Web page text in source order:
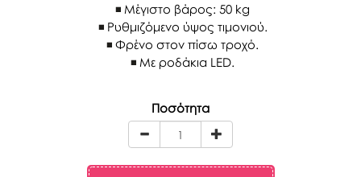
Μέγιστο βάρος: 50 kg
Ρυθμιζόμενο ύψος τιμονιού.
Φρένο στον πίσω τροχό.
Με ροδάκια LED.
Ποσότητα